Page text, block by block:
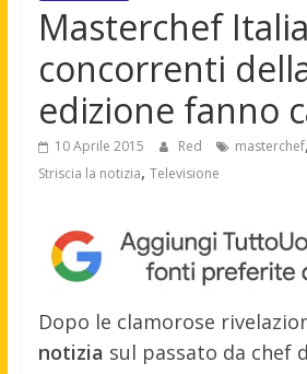
Masterchef
concorrenti
edizione fanno
10 Aprile 2015 Red masterchef,
Striscia la notizia, Televisione
Dopo le clamorose
notizia sul passato da chef